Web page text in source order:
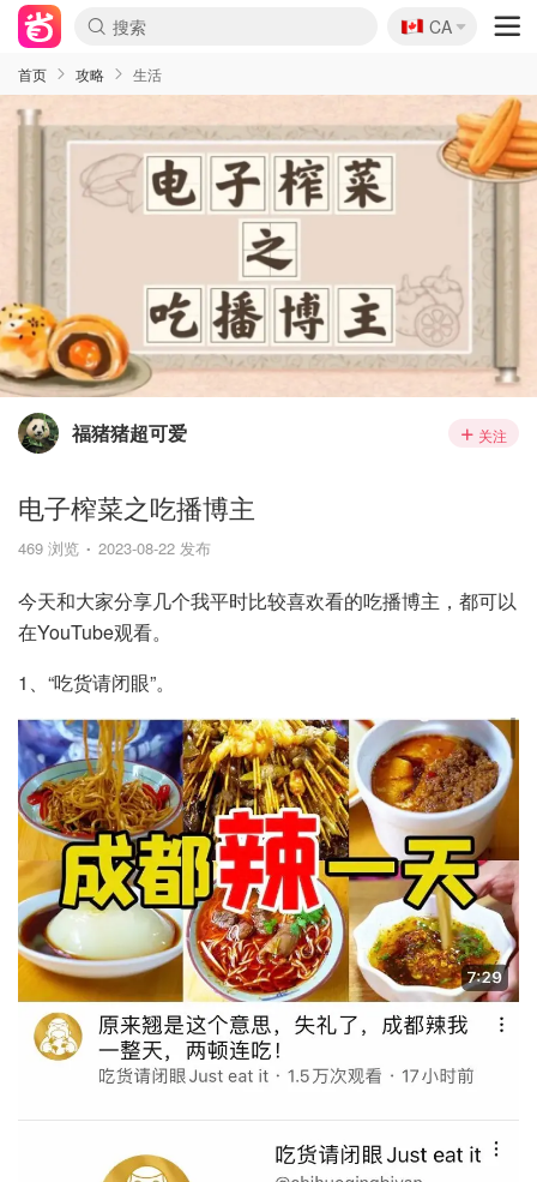
🇨🇦
CA
首页 攻略 生活
福猪猪超可爱 关注
电子榨菜之吃播博主
469 浏览 2023-08-22 发布
今天和大家分享几个我平时比较喜欢看的吃播博主，都可以
在YouTube观看。
1、“吃货请闭眼”。